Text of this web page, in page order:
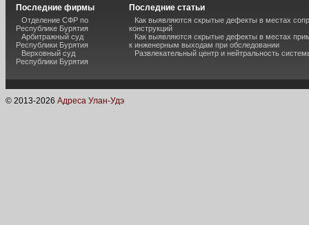
Последние фирмы
Отделение СФР по
Республике Бурятия
Арбитражный суд
Республики Бурятия
Верховный суд
Республики Бурятия
Последние статьи
Как выявляются скрытые дефекты в местах
конструкций
Как выявляются скрытые дефекты в местах
к инженерным выходам при обследовании
Развлекательный центр и нейтральность
© 2013-2026 Адреса Улан-Удэ